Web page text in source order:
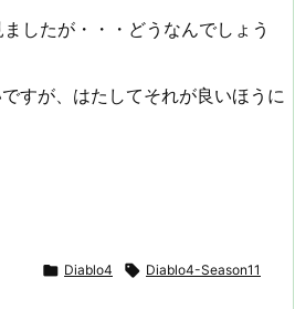
したが・・・どうなんでしょう
すが、はたしてそれが良いほうに
 Diablo4  Diablo4-Season11